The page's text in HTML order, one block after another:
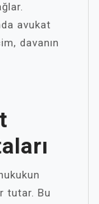
avukat
davanın
tutar. Bu